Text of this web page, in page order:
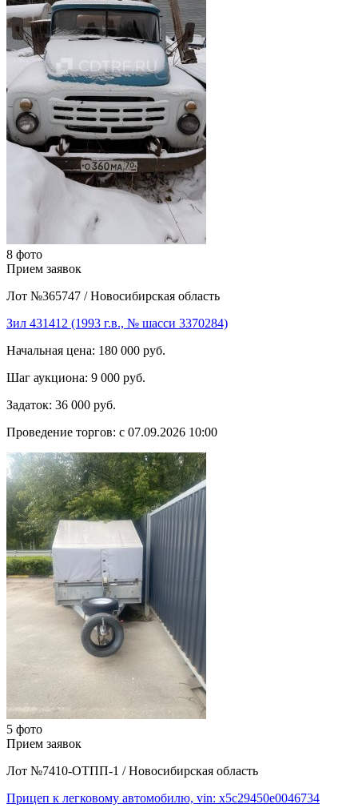
8 фото
Прием заявок
Лот №365747 / Новосибирская область
Зил 431412 (1993 г.в., № шасси 3370284)
Начальная цена: 180 000 руб.
Шаг аукциона: 9 000 руб.
Задаток: 36 000 руб.
Проведение торгов: с 07.09.2026 10:00
5 фото
Прием заявок
Лот №7410-ОТПП-1 / Новосибирская область
Прицеп к легковому автомобилю, vin: x5c29450e0046734